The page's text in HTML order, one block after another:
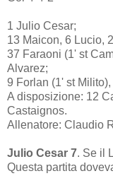
1 Julio Cesar;
13 Maicon, 6 Lucio,
37 Faraoni (1' st
Alvarez;
9 Forlan (1' st
A disposizione: 12
Castaignos.
Allenatore: Claudio
Julio Cesar 7. Se il
Questa partita